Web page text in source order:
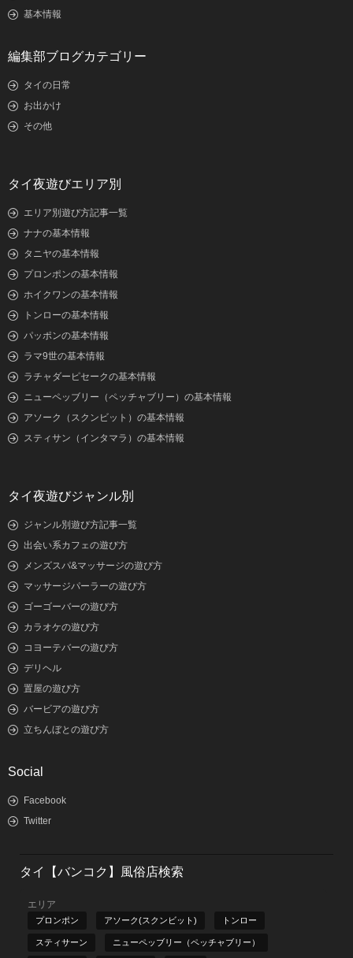
基本情報
編集部ブログカテゴリー
タイの日常
お出かけ
その他
タイ夜遊びエリア別
エリア別遊び方記事一覧
ナナの基本情報
タニヤの基本情報
プロンポンの基本情報
ホイクワンの基本情報
トンローの基本情報
パッポンの基本情報
ラマ9世の基本情報
ラチャダーピセークの基本情報
ニューペッブリー（ペッチャブリー）の基本情報
アソーク（スクンビット）の基本情報
スティサン（インタマラ）の基本情報
タイ夜遊びジャンル別
ジャンル別遊び方記事一覧
出会い系カフェの遊び方
メンズスパ&マッサージの遊び方
マッサージパーラーの遊び方
ゴーゴーバーの遊び方
カラオケの遊び方
コヨーテバーの遊び方
デリヘル
置屋の遊び方
バービアの遊び方
立ちんぼとの遊び方
Social
Facebook
Twitter
タイ【バンコク】風俗店検索
エリア
プロンポン アソーク(スクンビット) トンロー
スティサーン ニューペッブリー（ペッチャブリー）